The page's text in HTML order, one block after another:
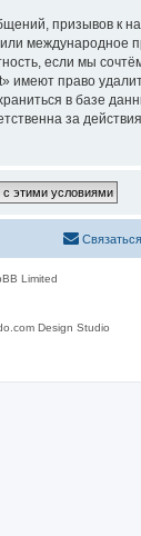
призывов к
если мы
право
в базе
за
Limited
Design Studio